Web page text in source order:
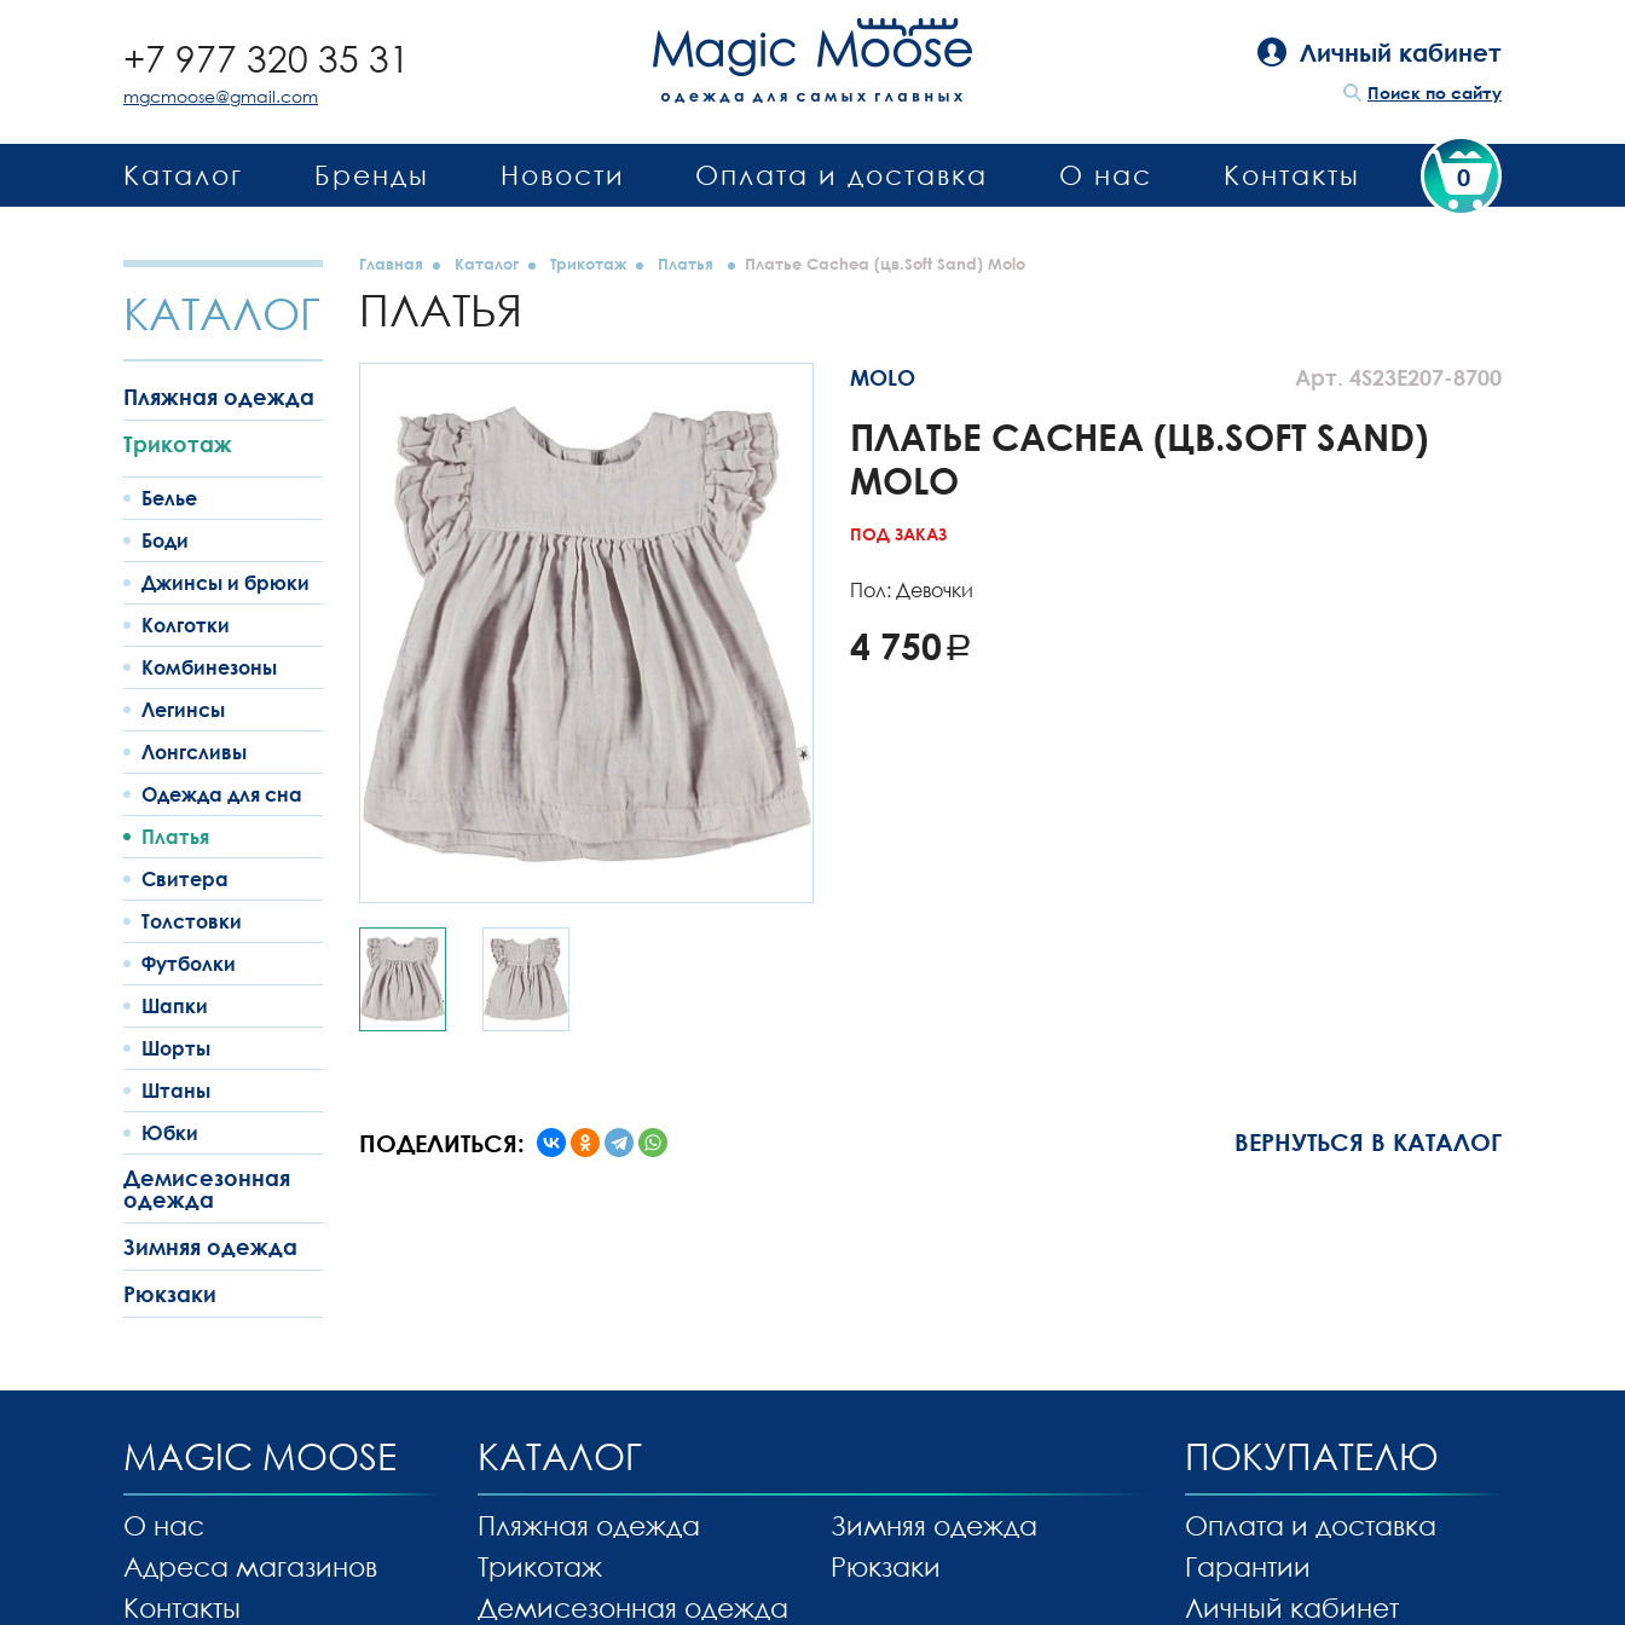
+7 977 320 35 31
mgcmoose@gmail.com
Личный кабинет
Поиск по сайту
0
Каталог Бренды Новости Оплата и доставка О нас Контакты
КАТАЛОГ
Пляжная одежда
Трикотаж
Белье
Боди
Джинсы и брюки
Колготки
Комбинезоны
Легинсы
Лонгсливы
Одежда для сна
Платья
Свитера
Толстовки
Футболки
Шапки
Шорты
Штаны
Юбки
Демисезонная
одежда
Зимняя одежда
Рюкзаки
Главная Каталог Трикотаж Платья Платье Cachea (цв.Soft Sand) Molo
ПЛАТЬЯ
Арт. 4S23E207-8700
MOLO
ПЛАТЬЕ CACHEA (ЦВ.SOFT SAND)
MOLO
ПОД ЗАКАЗ
Пол: Девочки
4 750
ПОДЕЛИТЬСЯ: ВЕРНУТЬСЯ В КАТАЛОГ
MAGIC MOOSE
О нас
Адреса магазинов
Контакты
КАТАЛОГ
Пляжная одежда
Трикотаж
Демисезонная одежда
Зимняя одежда
Рюкзаки
ПОКУПАТЕЛЮ
Оплата и доставка
Гарантии
Личный кабинет